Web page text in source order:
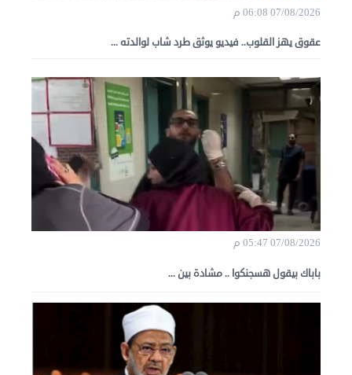
07/08/2026 06:08 م
عقوق يهز القلوب.. فيديو يوثق طرد شاب لوالدته ...
07/08/2026 05:47 م
باباك بيقول هسجنكوا .. مشادة بين ...